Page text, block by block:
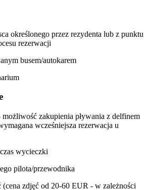
określonego przez rezydenta lub z punktu
rezerwacji
busem/autokarem
możliwość zakupienia pływania z delfinem
wcześniejsza rezerwacja u
wycieczki
pilota/przewodnika
(cena zdjęć od 20-60 EUR - w zależności